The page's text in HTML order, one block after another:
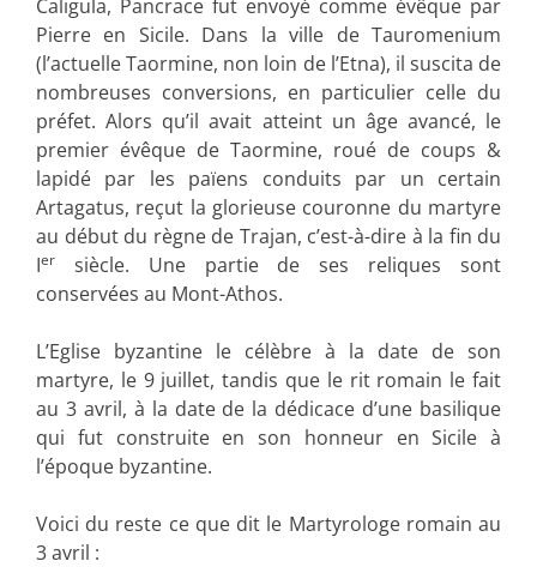
Caligula, Pancrace fut envoyé comme évêque par
Pierre en Sicile. Dans la ville de Tauromenium
(l’actuelle Taormine, non loin de l’Etna), il suscita de
nombreuses conversions, en particulier celle du
préfet. Alors qu’il avait atteint un âge avancé, le
premier évêque de Taormine, roué de coups &
lapidé par les païens conduits par un certain
Artagatus, reçut la glorieuse couronne du martyre
au début du règne de Trajan, c’est-à-dire à la fin du
Ier
siècle. Une partie de ses reliques sont
conservées au Mont-Athos.
L’Eglise byzantine le célèbre à la date de son
martyre, le 9 juillet, tandis que le rit romain le fait
au 3 avril, à la date de la dédicace d’une basilique
qui fut construite en son honneur en Sicile à
l’époque byzantine.
Voici du reste ce que dit le Martyrologe romain au
3 avril :